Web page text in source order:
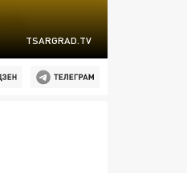
TSARGRAD.TV